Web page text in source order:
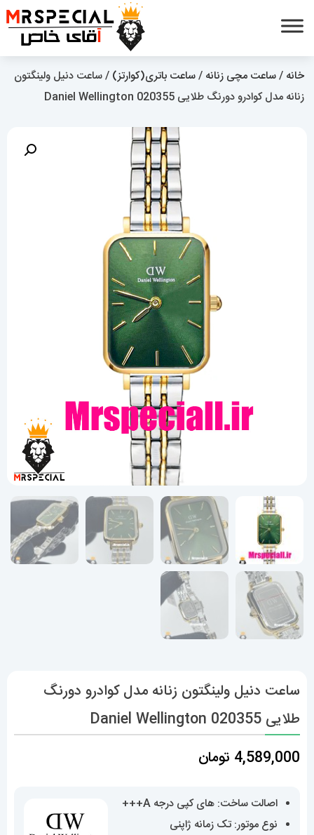
خانه /ساعت مچی زنانه /ساعت باتری(کوارتز) / ساعت دنیل ولینگتون
زنانه مدل کوادرو دورنگ طلایی Daniel Wellington 020355
ساعت دنیل ولینگتون زنانه مدل کوادرو دورنگ
طلایی Daniel Wellington 020355
4,589,000 تومان
اصالت ساخت: های کپی درجه A+++
نوع موتور: تک زمانه ژاپنی